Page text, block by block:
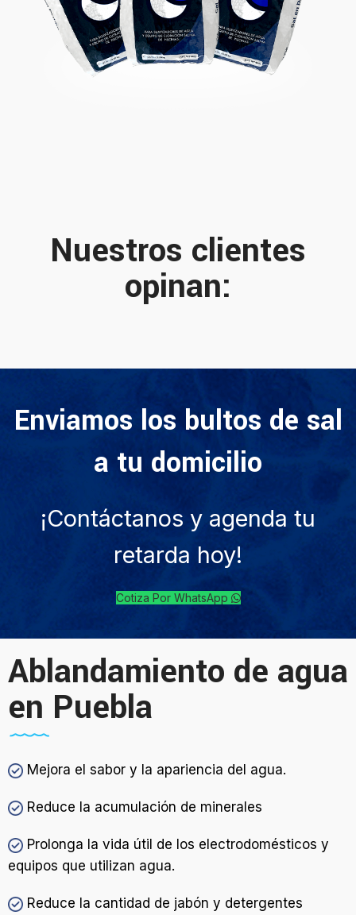
Nuestros clientes
opinan:
Enviamos los bultos de sal
a tu domicilio
¡Contáctanos y agenda tu
retarda hoy!
Cotiza Por WhatsApp
Ablandamiento de agua
en Puebla
Mejora el sabor y la apariencia del agua.
Reduce la acumulación de minerales
Prolonga la vida útil de los electrodomésticos y
equipos que utilizan agua.
Reduce la cantidad de jabón y detergentes